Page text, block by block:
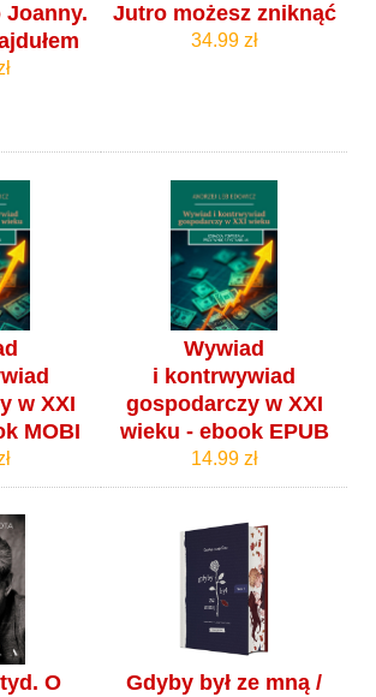
Joanny.
Jutro możesz zniknąć
34.99 zł
w XXI
MOBI
Wywiad
i kontrwywiad
gospodarczy w XXI
wieku - ebook EPUB
14.99 zł
O
Gdyby był ze mną /